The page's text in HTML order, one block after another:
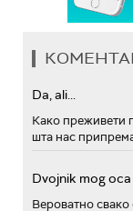
Da, ali...
Како преживети
шта нас
Dvojnik mog oca
Вероватно свако